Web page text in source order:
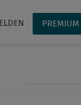
PREMIUM